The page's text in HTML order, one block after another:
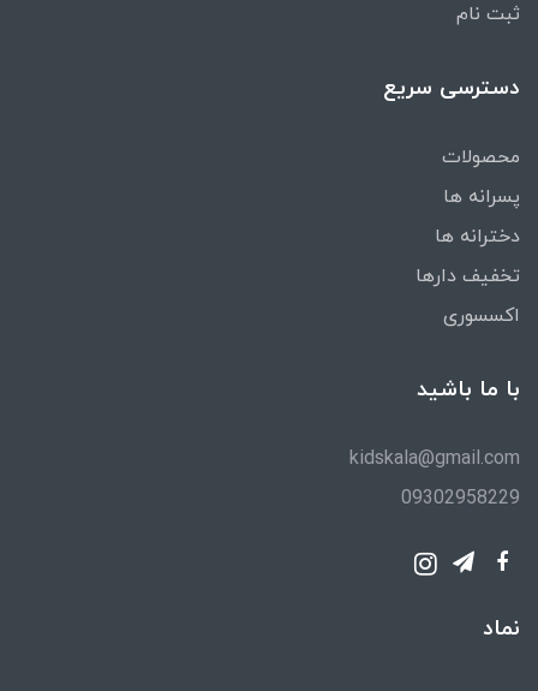
ثبت نام
دسترسی سریع
محصولات
پسرانه ها
دخترانه ها
تخفیف دارها
اکسسوری
با ما باشید
kidskala@gmail.com
09302958229
نماد